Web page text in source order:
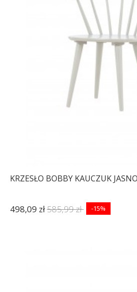
KRZESŁO BOBBY KAUCZUK
498,09 zł585,99 zł -15%